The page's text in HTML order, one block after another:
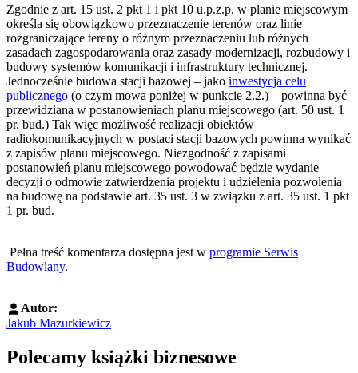
Zgodnie z art. 15 ust. 2 pkt 1 i pkt 10 u.p.z.p. w planie miejscowym
określa się obowiązkowo przeznaczenie terenów oraz linie
rozgraniczające tereny o różnym przeznaczeniu lub różnych
zasadach zagospodarowania oraz zasady modernizacji, rozbudowy i
budowy systemów komunikacji i infrastruktury technicznej.
Jednocześnie budowa stacji bazowej – jako inwestycja celu
publicznego (o czym mowa poniżej w punkcie 2.2.) – powinna być
przewidziana w postanowieniach planu miejscowego (art. 50 ust. 1
pr. bud.) Tak więc możliwość realizacji obiektów
radiokomunikacyjnych w postaci stacji bazowych powinna wynikać
z zapisów planu miejscowego. Niezgodność z zapisami
postanowień planu miejscowego powodować będzie wydanie
decyzji o odmowie zatwierdzenia projektu i udzielenia pozwolenia
na budowę na podstawie art. 35 ust. 3 w związku z art. 35 ust. 1 pkt
1 pr. bud.
Pełna treść komentarza dostępna jest w programie Serwis
Budowlany.
Autor:
Jakub Mazurkiewicz
Polecamy książki biznesowe